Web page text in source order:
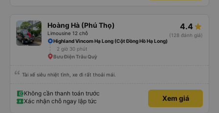
Hoàng Hà (Phú Thọ)
Limousine 12 chỗ
4.4
(128 đánh giá)
Highland Vincom Hạ Long (Cột Đồng Hồ Hạ Long)
2 giờ 30 phút
Bưu Điện Trâu Quỳ
Tài xế siêu nhiệt tình, xe đi rất thoải mái.
Không cần thanh toán trước
Xác nhận chỗ ngay lập tức
Xem giá